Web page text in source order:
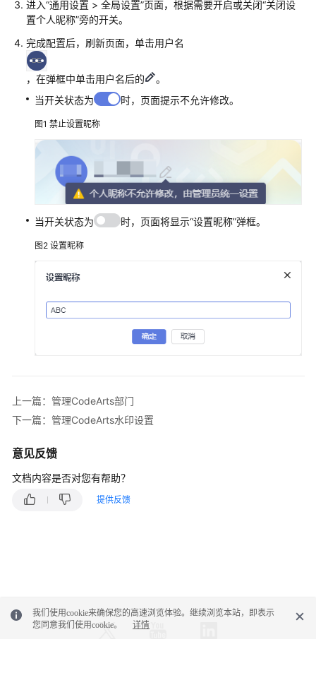
准
置
CodeArts
制
台
权
限
购
买
建
CodeArts
项
CodeArts
项
目
添
CodeArts
理
CodeArts
进入“通用设置 > 全局设置”页面，根据需要开启或关闭“关闭设
置个人昵称”旁的开关。
完成配置后，刷新页面，单击用户名
，在弹框中单击用户名后的
。
当开关状态为
时，页面提示不允许修改。
图1 禁止设置昵称
当开关状态为 时，页面将显示“设置昵称”弹框。
图2 设置昵称
上一篇：管理CodeArts部门
下一篇：管理CodeArts水印设置
意见反馈
文档内容是否对您有帮助？
提供反馈
我们使用cookie来确保您的高速浏览体验。继续浏览本站，即表示
您同意我们使用cookie。
详情